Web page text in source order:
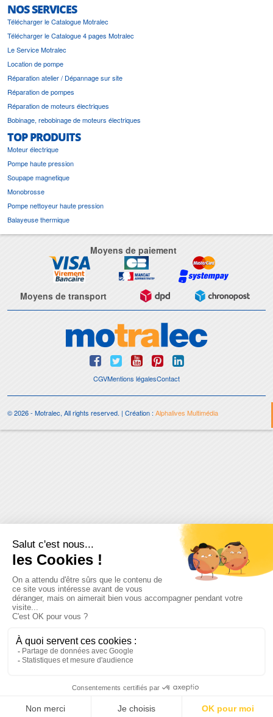
NOS SERVICES
Télécharger le Catalogue Motralec
Télécharger le Catalogue 4 pages Motralec
Le Service Motralec
Location de pompe
Réparation atelier / Dépannage sur site
Réparation de pompes
Réparation de moteurs électriques
Bobinage, rebobinage de moteurs électriques
TOP PRODUITS
Moteur électrique
Pompe haute pression
Soupape magnetique
Monobrosse
Pompe nettoyeur haute pression
Balayeuse thermique
Moyens de paiement
Moyens de transport
CGVMentions légalesContact
© 2026 - Motralec, All rights reserved. | Création :Alphalives Multimédia